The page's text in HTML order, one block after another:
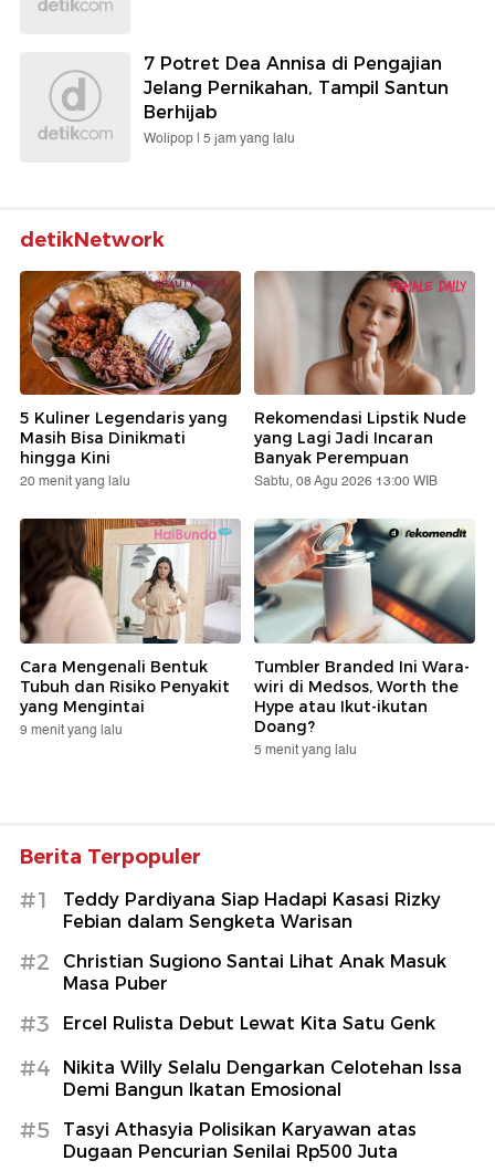
7 Potret Dea Annisa di Pengajian
Jelang Pernikahan, Tampil Santun
Berhijab
Wolipop | 5 jam yang lalu
detikNetwork
5 Kuliner Legendaris yang
Masih Bisa Dinikmati
hingga Kini
20 menit yang lalu
Rekomendasi Lipstik Nude
yang Lagi Jadi Incaran
Banyak Perempuan
Sabtu, 08 Agu 2026 13:00 WIB
Cara Mengenali Bentuk
Tubuh dan Risiko Penyakit
yang Mengintai
9 menit yang lalu
Tumbler Branded Ini Wara-
wiri di Medsos, Worth the
Hype atau Ikut-ikutan
Doang?
5 menit yang lalu
Berita Terpopuler
#1
Teddy Pardiyana Siap Hadapi Kasasi Rizky
Febian dalam Sengketa Warisan
#2
Christian Sugiono Santai Lihat Anak Masuk
Masa Puber
#3 Ercel Rulista Debut Lewat Kita Satu Genk
#4
Nikita Willy Selalu Dengarkan Celotehan Issa
Demi Bangun Ikatan Emosional
#5
Tasyi Athasyia Polisikan Karyawan atas
Dugaan Pencurian Senilai Rp500 Juta